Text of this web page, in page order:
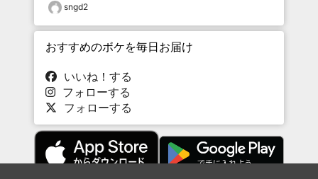
sngd2
おすすめのボケを毎日お届け
いいね！する
フォローする
フォローする